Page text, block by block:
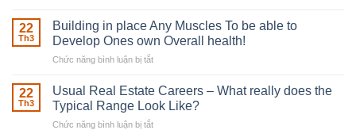
Irish
Robber
With
22
Th3
Building in place Any Muscles To be able to
Develop Ones own Overall health!
Chức năng bình luận bị tắt
in
place
Any
22
Th3
Usual Real Estate Careers – What really does the
Typical Range Look Like?
Chức năng bình luận bị tắt